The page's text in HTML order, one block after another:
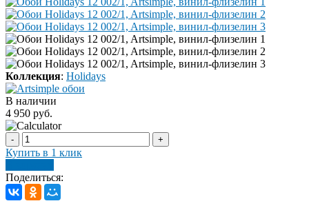
Коллекция: Holidays
В наличии
4 950 руб.
- +
Купить в 1 клик
Поделиться: